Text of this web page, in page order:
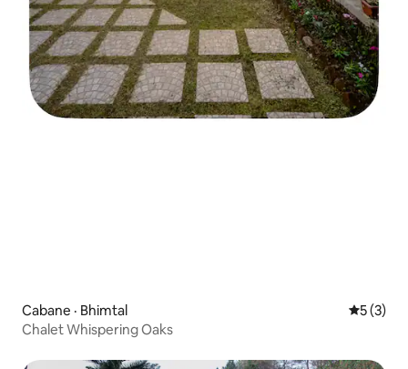
Cabane · Bhimtal Note
5 (3)
Chalet Whispering Oaks